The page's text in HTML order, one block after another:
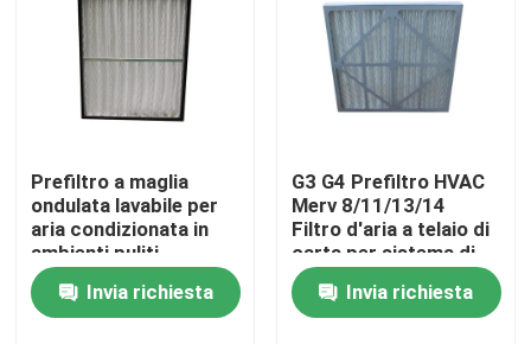
Casa
Prefiltro a maglia
ondulata lavabile per
aria condizionata in
ambienti puliti
Invia richiesta
G3 G4 Prefiltro HVAC
Merv 8/11/13/14
Filtro d'aria a telaio di
carta per sistema di
condizionamento
d'aria Invia richiesta